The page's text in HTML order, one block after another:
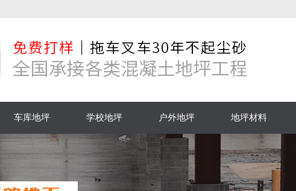
车库地坪 学校地坪 户外地坪 地坪材料